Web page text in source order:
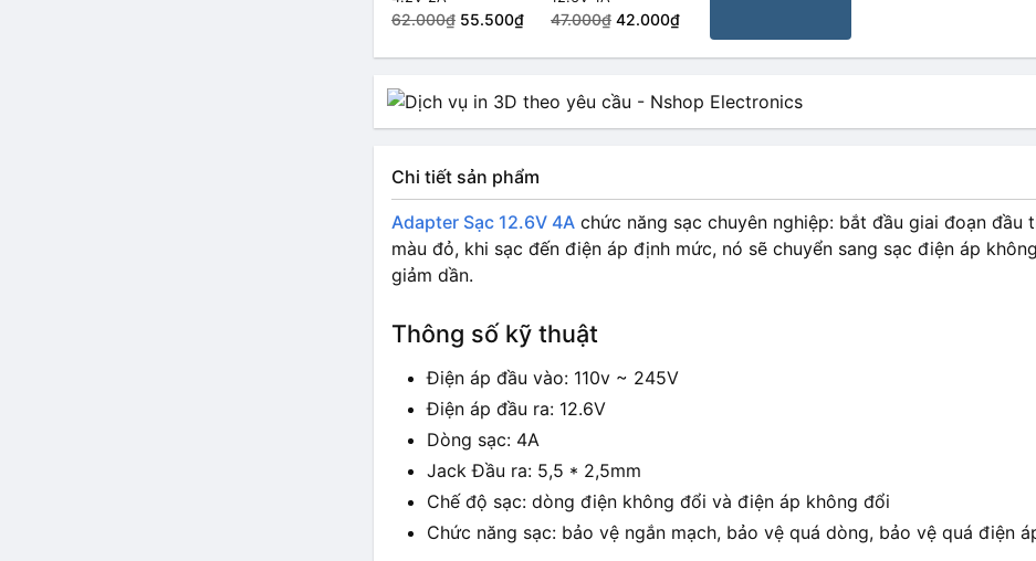
62.000₫ 55.500₫ 47.000₫ 42.000₫
Chi tiết sản phẩm
Adapter Sạc 12.6V 4A chức năng sạc chuyên nghiệp: bắt đầu giai đoạn đầu
màu đỏ, khi sạc đến điện áp định mức, nó sẽ chuyển sang sạc điện áp
giảm dần.
Thông số kỹ thuật
Điện áp đầu vào: 110v ~ 245V
Điện áp đầu ra: 12.6V
Dòng sạc: 4A
Jack Đầu ra: 5,5 * 2,5mm
Chế độ sạc: dòng điện không đổi và điện áp không đổi
Chức năng sạc: bảo vệ ngắn mạch, bảo vệ quá dòng, bảo vệ quá điện